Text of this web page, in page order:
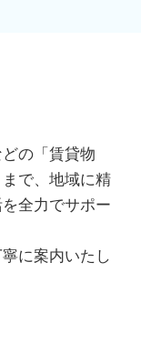
の「賃貸物
で、地域に精
全力でサポー
に案内いたし